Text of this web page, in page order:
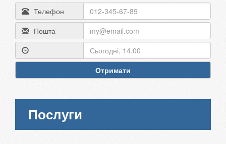
Телефон
Пошта
Отримати
Послуги